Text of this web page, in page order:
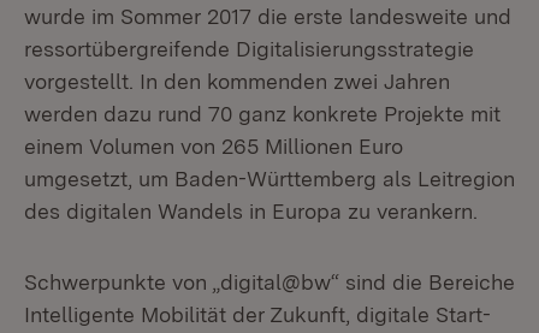
wurde im Sommer 2017 die erste landesweite und
ressortübergreifende Digitalisierungsstrategie
vorgestellt. In den kommenden zwei Jahren
werden dazu rund 70 ganz konkrete Projekte mit
einem Volumen von 265 Millionen Euro
umgesetzt, um Baden-Württemberg als Leitregion
des digitalen Wandels in Europa zu verankern.
Schwerpunkte von „digital@bw“ sind die Bereiche
Intelligente Mobilität der Zukunft, digitale Start-